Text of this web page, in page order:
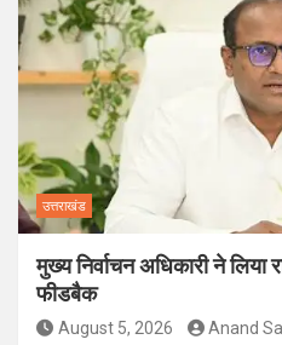
उत्तराखंड
मुख्य निर्वाचन अधिकारी ने
फीडबैक
August 5, 2026 Anand